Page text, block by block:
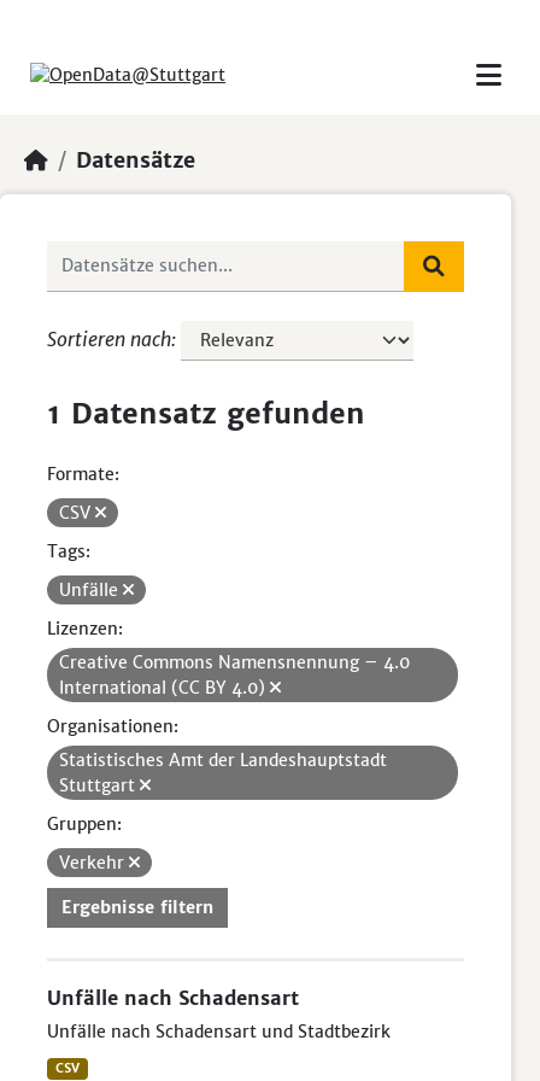
Datensätze
Sortieren nach
1 Datensatz gefunden
Formate:
CSV
Tags:
Unfälle
Lizenzen:
Creative Commons Namensnennung – 4.0
International (CC BY 4.0)
Organisationen:
Statistisches Amt der Landeshauptstadt
Stuttgart
Gruppen:
Verkehr
Ergebnisse filtern
Unfälle nach Schadensart
Unfälle nach Schadensart und Stadtbezirk
CSV